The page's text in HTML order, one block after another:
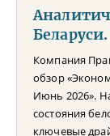
Компания
обзор
Июнь 2026».
состояния
ключевые